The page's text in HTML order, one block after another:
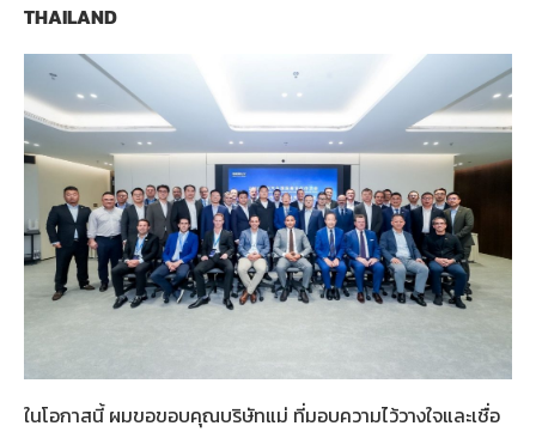
THAILAND
ในโอกาสนี้ ผมขอขอบคุณบริษัทแม่ ที่มอบความไว้วางใจและเชื่อ